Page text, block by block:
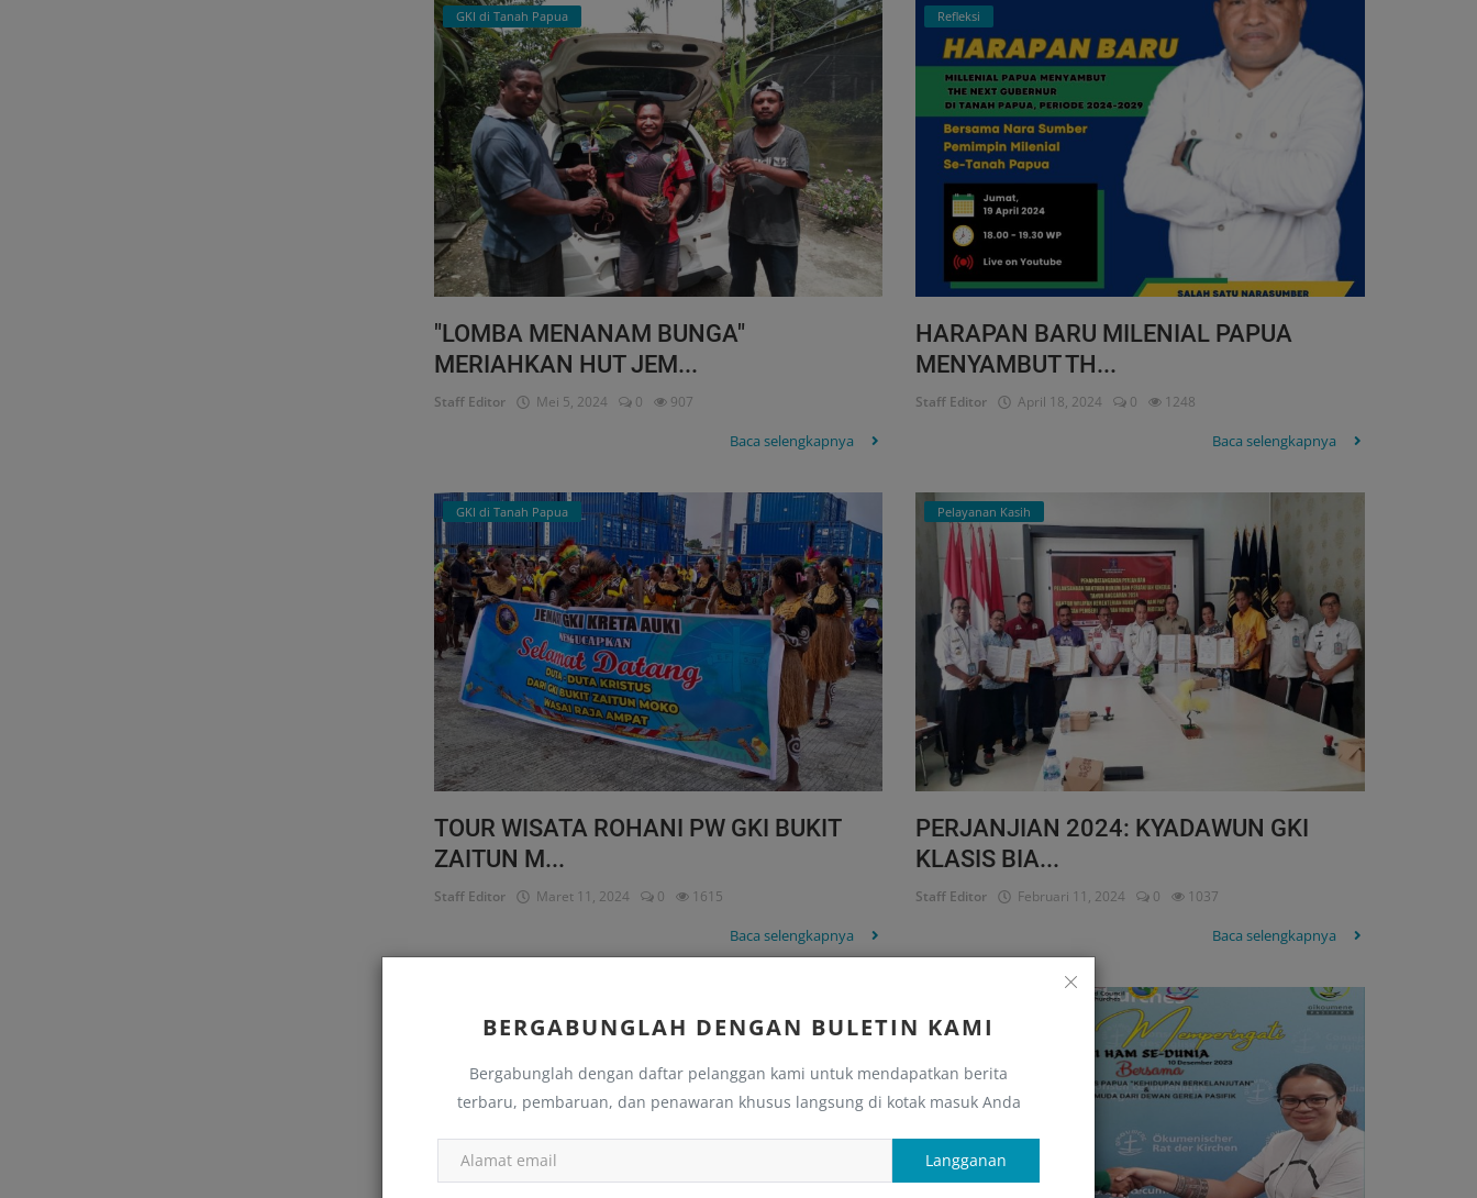
BERGABUNGLAH DENGAN BULETIN KAMI
Bergabunglah dengan daftar pelanggan kami untuk mendapatkan berita
terbaru, pembaruan, dan penawaran khusus langsung di kotak masuk Anda
Langganan
GKI di Tanah Papua
"LOMBA MENANAM BUNGA"
MERIAHKAN HUT JEM...
Staff Editor Mei 5, 2024 0 907
Baca selengkapnya
Refleksi
HARAPAN BARU MILENIAL PAPUA
MENYAMBUT TH...
Staff Editor April 18, 2024 0 1248
Baca selengkapnya
GKI di Tanah Papua
TOUR WISATA ROHANI PW GKI BUKIT
ZAITUN M...
Staff Editor Maret 11, 2024 0 1615
Baca selengkapnya
Pelayanan Kasih
PERJANJIAN 2024: KYADAWUN GKI
KLASIS BIA...
Staff Editor Februari 11, 2024 0 1037
Baca selengkapnya